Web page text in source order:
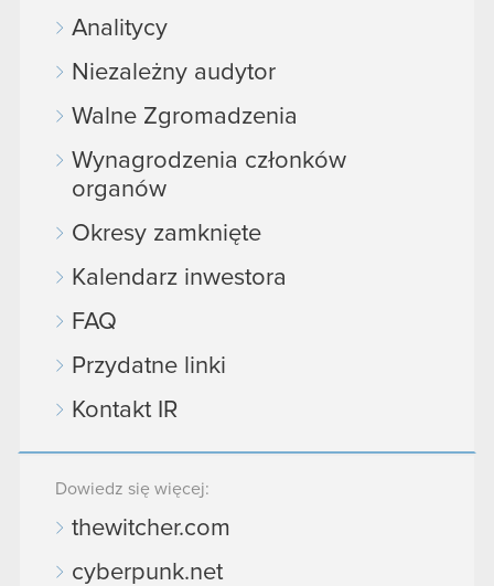
Analitycy
Niezależny audytor
Walne Zgromadzenia
Wynagrodzenia członków
organów
Okresy zamknięte
Kalendarz inwestora
FAQ
Przydatne linki
Kontakt IR
Dowiedz się więcej:
thewitcher.com
cyberpunk.net